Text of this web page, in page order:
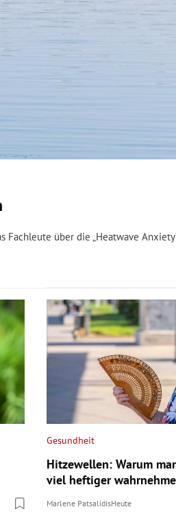
über die „Heatwave
Gesundheit
Hitzewellen: Warum
viel heftiger
Marlene PatsalidisHeute